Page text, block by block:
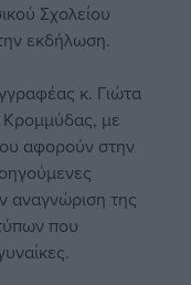
Σχολείου
εκδήλωση.
κ. Γιώτα
με
αφορούν στην
αναγνώριση της
που